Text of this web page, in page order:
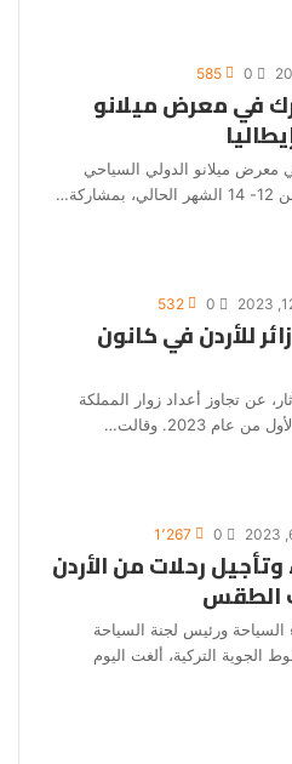
585
في معرض ميلانو
معرض ميلانو الدولي السياحي
532
للأردن في كانون
عن تجاوز أعداد زوار المملكة
2023. وقالت…
1٬267
رحلات من الأردن
الطقس
ورئيس لجنة السياحة
الجوية التركية، ألغت اليوم